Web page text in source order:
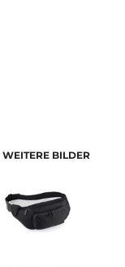
WEITERE BILDER